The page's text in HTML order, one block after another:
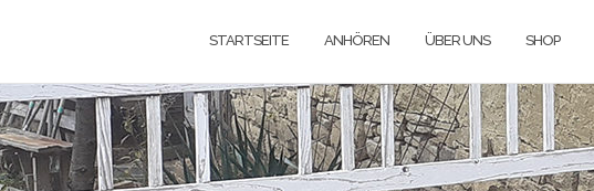
STARTSEITE ANHÖREN ÜBER UNS SHOP